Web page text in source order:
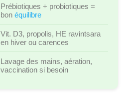
Prébiotiques + probiotiques =
bon équilibre
Vit. D3, propolis, HE ravintsara
en hiver ou carences
Lavage des mains, aération,
vaccination si besoin